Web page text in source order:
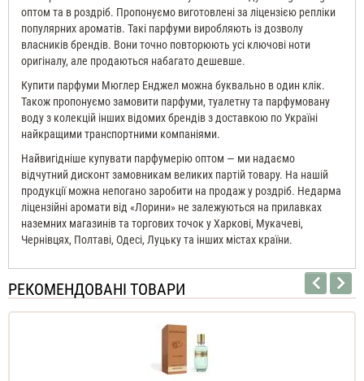
оптом та в роздріб. Пропонуємо виготовлені за ліцензією репліки
популярних ароматів. Такі парфуми виробляють із дозволу
власників брендів. Вони точно повторюють усі ключові ноти
оригіналу, але продаються набагато дешевше.
Купити парфуми Мюглер Енджел можна буквально в один клік.
Також пропонуємо замовити парфуми, туалетну та парфумовану
воду з колекцій інших відомих брендів з доставкою по Україні
найкращими транспортними компаніями.
Найвигідніше купувати парфумерію оптом — ми надаємо
відчутний дисконт замовникам великих партій товару. На нашій
продукції можна непогано заробити на продаж у роздріб. Недарма
ліцензійні аромати від «Лорини» не залежуються на прилавках
наземних магазинів та торгових точок у Харкові, Мукачеві,
Чернівцях, Полтаві, Одесі, Луцьку та інших містах країни.
РЕКОМЕНДОВАНІ ТОВАРИ